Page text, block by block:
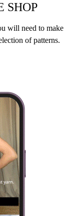
SHOP
will need to make
of patterns.